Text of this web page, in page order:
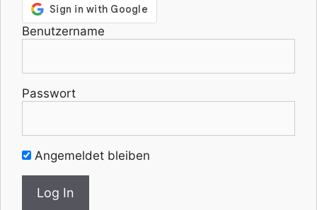
Benutzername
Passwort
Angemeldet bleiben